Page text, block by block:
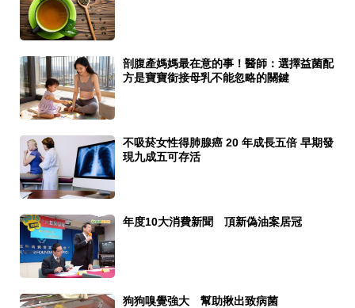
剖腹產媽媽最在意的事！醫師：選擇益菌配
方是寶寶銜接母乳不能忽略的關鍵
不吸菸女性得肺腺癌 20 年成長五倍 早期發
現九成五可存活
年度10大消費新聞 頂新偽油案居冠
狗狗嗅覺強大 幫助揪出致病菌